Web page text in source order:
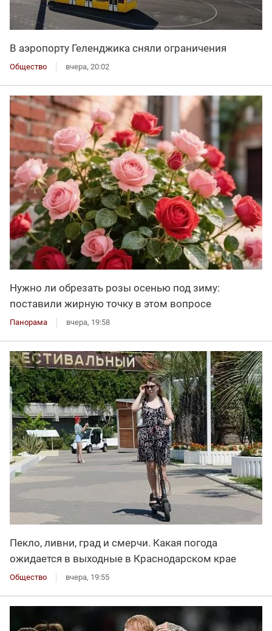
В аэропорту Геленджика сняли ограничения
Общество вчера, 20:02
Нужно ли обрезать розы осенью под зиму:
поставили жирную точку в этом вопросе
Панорама вчера, 19:58
Пекло, ливни, град и смерчи. Какая погода
ожидается в выходные в Краснодарском крае
Общество вчера, 19:55